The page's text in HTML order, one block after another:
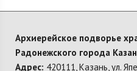
Архиерейское подворье
Радонежского города
Адрес: 420111, Казань, ул.